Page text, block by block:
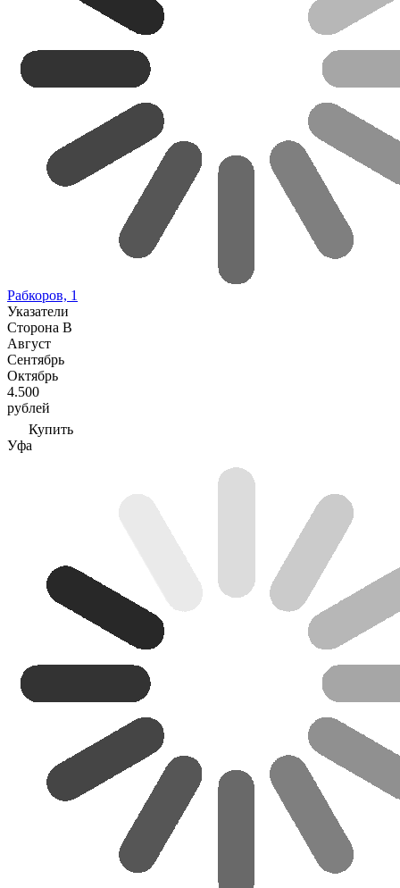
Рабкоров, 1
Указатели
Сторона В
Август
Сентябрь
Октябрь
4.500
рублей
Купить
Уфа